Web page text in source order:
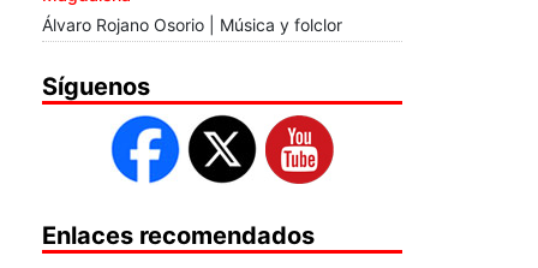
Álvaro Rojano Osorio | Música y folclor
Síguenos
Enlaces recomendados